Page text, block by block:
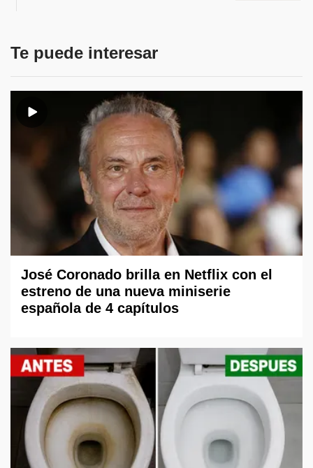
Te puede interesar
José Coronado brilla en Netflix con el
estreno de una nueva miniserie
española de 4 capítulos